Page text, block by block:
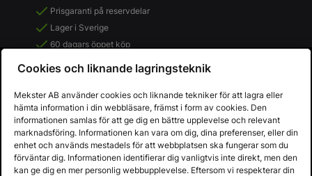
Prisgaranti på reservdelar
Lager i Sverige
60 dagars öppet köp
Cookies och liknande lagringsteknik
Mekster AB använder cookies och liknande tekniker för att lagra eller
hämta information i din webbläsare, främst i form av cookies. Den
informationen samlas för att ge dig en bättre upplevelse och relevant
marknadsföring. Informationen kan vara om dig, dina preferenser, eller din
enhet och används mestadels för att webbplatsen ska fungerar som du
förväntar dig. Informationen identifierar dig vanligtvis inte direkt, men den
kan ge dig en mer personlig webbupplevelse. Eftersom vi respekterar din